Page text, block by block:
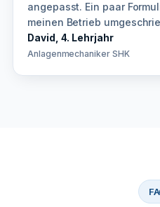
angepasst. Ein paar
meinen Betrieb
David, 4. Lehrjahr
Anlagenmechaniker SHK